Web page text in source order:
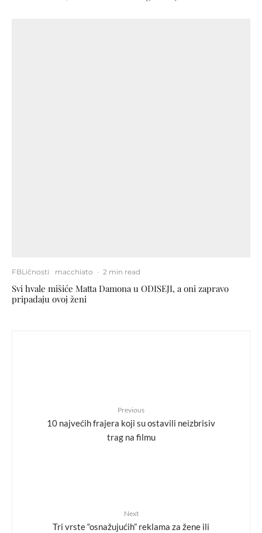
FBLičnosti macchiato · 2 min read
Svi hvale mišiće Matta Damona u ODISEJI, a oni zapravo
pripadaju ovoj ženi
Previous
10 najvećih frajera koji su ostavili neizbrisiv
trag na filmu
Next
Tri vrste “osnažujućih” reklama za žene ili